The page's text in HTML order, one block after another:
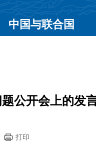
中国与联合国
公开会上的发
打印